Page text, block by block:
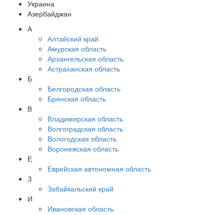
Украина
Азербайджан
А
Алтайский край
Амурская область
Архангельская область
Астраханская область
Б
Белгородская область
Брянская область
В
Владимирская область
Волгоградская область
Вологодская область
Воронежская область
Е
Еврейская автономная область
З
Забайкальский край
И
Ивановская область